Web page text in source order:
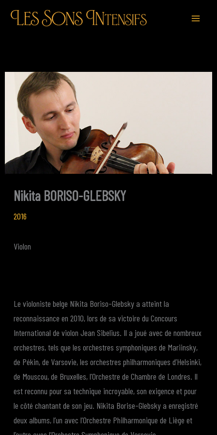
Nikita BORISO-GLEBSKY
2016
Violon
Le violoniste belge Nikita Boriso-Glebsky a atteint la
reconnaissance en 2010, lors de sa victoire du Concours
International de violon Jean Sibelius. Il a joué avec de nombreux
orchestres, tels que les orchestres symphoniques de Mariinsky,
de Pékin, de Varsovie, les orchestres philharmoniques d’Helsinki,
de Mouscou, de Bruxelles, l’Orchestre de Chambre de Londres. Il
est reconnu pour sa technique incroyable, son exigence et pour
le côté chantant de son jeu. Nikita Borise-Glebsky a enregistré
deux albums, l’un avec l’Orchestre Philharmonique de Liège et